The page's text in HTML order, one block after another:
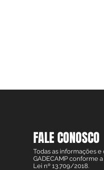
FALE CONOSCO
Todas as informações
GADECAMP conforme
Lei nº 13.709/2018.